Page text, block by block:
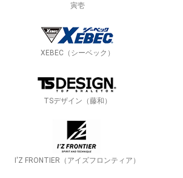
寅壱
XEBEC（シーベック）
TSデザイン（藤和）
I'Z FRONTIER（アイズフロンティア）